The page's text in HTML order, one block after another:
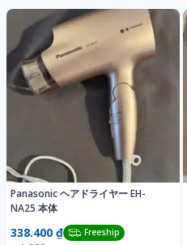
Panasonic ヘアドライヤー EH-
NA25 本体
338.400 ₫ Freeship